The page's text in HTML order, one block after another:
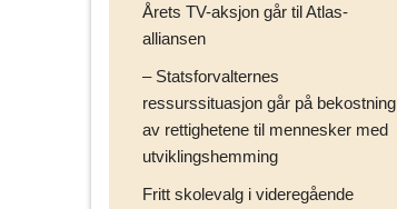
Årets TV-aksjon går til Atlas-
alliansen
– Statsforvalternes
ressurssituasjon går på bekostning
av rettighetene til mennesker med
utviklingshemming
Fritt skolevalg i videregående